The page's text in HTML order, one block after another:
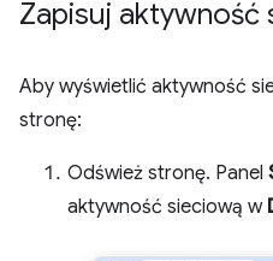
Zapisuj aktywność
Aby wyświetlić aktywność
stronę:
Odśwież stronę. Panel
aktywność sieciową w